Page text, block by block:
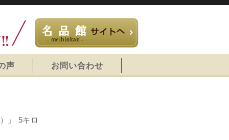
声 お問い合わせ
」 5キロ